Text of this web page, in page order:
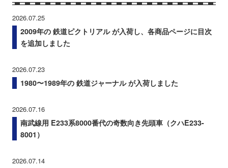
2026.07.25
2009年の 鉄道ピクトリアル が入荷し、各商品ページに目次
を追加しました
2026.07.23
1980〜1989年の 鉄道ジャーナル が入荷しました
2026.07.16
南武線用 E233系8000番代の奇数向き先頭車（クハE233-
8001）
2026.07.14